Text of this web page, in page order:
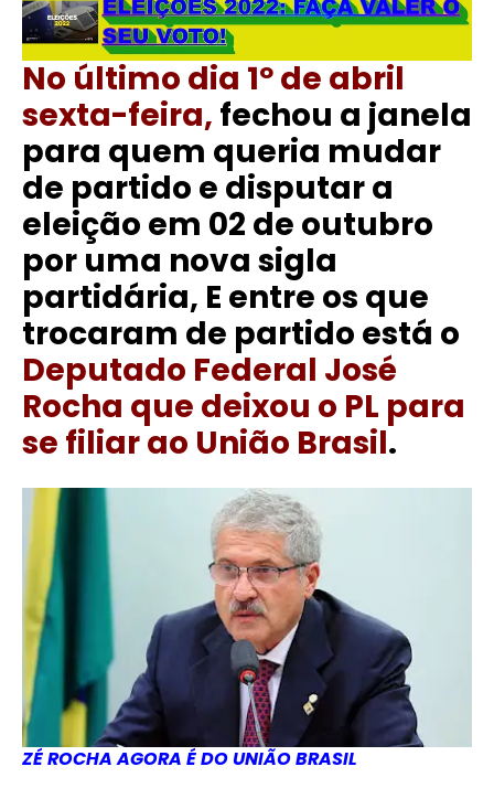
No último dia 1º de abril
sexta-feira, fechou a janela
para quem queria mudar
de partido e disputar a
eleição em 02 de outubro
por uma nova sigla
partidária, E entre os que
trocaram de partido está o
Deputado Federal José
Rocha que deixou o PL para
se filiar ao União Brasil.
ZÉ ROCHA AGORA É DO UNIÃO BRASIL